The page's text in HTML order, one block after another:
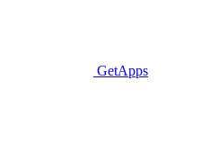
GetApps